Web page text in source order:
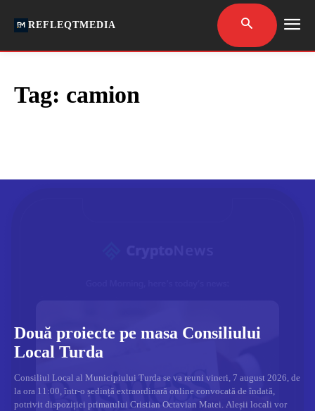
REFLEQTMEDIA
Tag: camion
Două proiecte pe masa Consiliului
Local Turda
Consiliul Local al Municipiului Turda se va reuni vineri, 7 august 2026, de
la ora 11:00, într-o ședință extraordinară online convocată de îndată,
potrivit dispoziției primarului Cristian Octavian Matei. Aleșii locali vor